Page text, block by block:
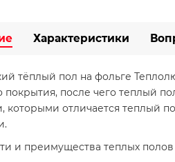
Характеристики
тёплый пол на фольге
покрытия, после чего теплый
которыми отличается теплый
и преимущества теплых